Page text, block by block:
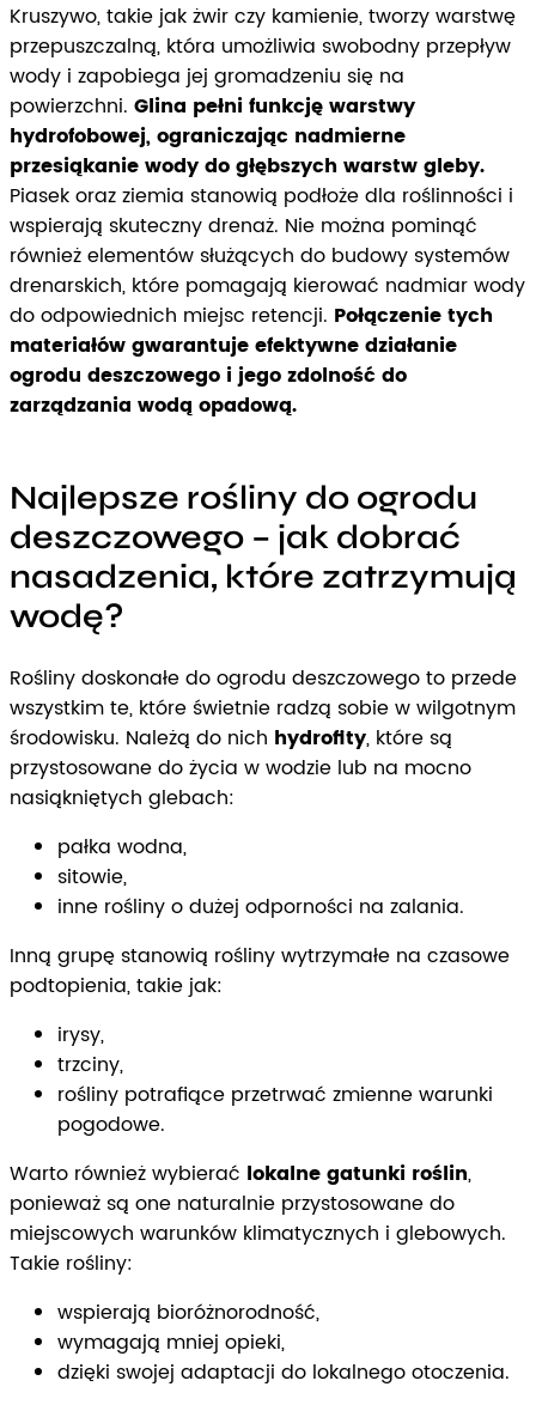
Kruszywo, takie jak żwir czy kamienie, tworzy warstwę
przepuszczalną, która umożliwia swobodny przepływ
wody i zapobiega jej gromadzeniu się na
powierzchni. Glina pełni funkcję warstwy
hydrofobowej, ograniczając nadmierne
przesiąkanie wody do głębszych warstw gleby.
Piasek oraz ziemia stanowią podłoże dla roślinności i
wspierają skuteczny drenaż. Nie można pominąć
również elementów służących do budowy systemów
drenarskich, które pomagają kierować nadmiar wody
do odpowiednich miejsc retencji. Połączenie tych
materiałów gwarantuje efektywne działanie
ogrodu deszczowego i jego zdolność do
zarządzania wodą opadową.
Najlepsze rośliny do ogrodu
deszczowego – jak dobrać
nasadzenia, które zatrzymują
wodę?
Rośliny doskonałe do ogrodu deszczowego to przede
wszystkim te, które świetnie radzą sobie w wilgotnym
środowisku. Należą do nich hydrofity, które są
przystosowane do życia w wodzie lub na mocno
nasiąkniętych glebach:
pałka wodna,
sitowie,
inne rośliny o dużej odporności na zalania.
Inną grupę stanowią rośliny wytrzymałe na czasowe
podtopienia, takie jak:
irysy,
trzciny,
rośliny potrafiące przetrwać zmienne warunki
pogodowe.
Warto również wybierać lokalne gatunki roślin,
ponieważ są one naturalnie przystosowane do
miejscowych warunków klimatycznych i glebowych.
Takie rośliny:
wspierają bioróżnorodność,
wymagają mniej opieki,
dzięki swojej adaptacji do lokalnego otoczenia.